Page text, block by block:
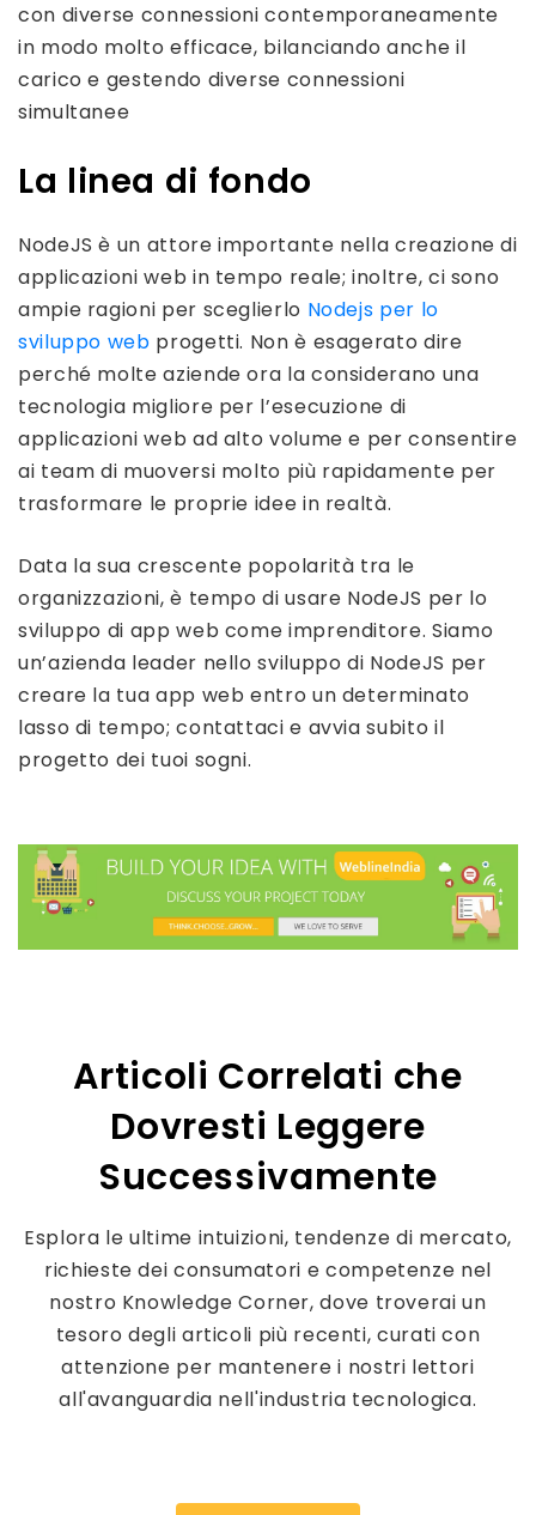
con diverse connessioni contemporaneamente
in modo molto efficace, bilanciando anche il
carico e gestendo diverse connessioni
simultanee
La linea di fondo
NodeJS è un attore importante nella creazione di
applicazioni web in tempo reale; inoltre, ci sono
ampie ragioni per sceglierlo Nodejs per lo
sviluppo web progetti. Non è esagerato dire
perché molte aziende ora la considerano una
tecnologia migliore per l’esecuzione di
applicazioni web ad alto volume e per consentire
ai team di muoversi molto più rapidamente per
trasformare le proprie idee in realtà.
Data la sua crescente popolarità tra le
organizzazioni, è tempo di usare NodeJS per lo
sviluppo di app web come imprenditore. Siamo
un’azienda leader nello sviluppo di NodeJS per
creare la tua app web entro un determinato
lasso di tempo; contattaci e avvia subito il
progetto dei tuoi sogni.
Articoli Correlati che
Dovresti Leggere
Successivamente
Esplora le ultime intuizioni, tendenze di mercato,
richieste dei consumatori e competenze nel
nostro Knowledge Corner, dove troverai un
tesoro degli articoli più recenti, curati con
attenzione per mantenere i nostri lettori
all'avanguardia nell'industria tecnologica.